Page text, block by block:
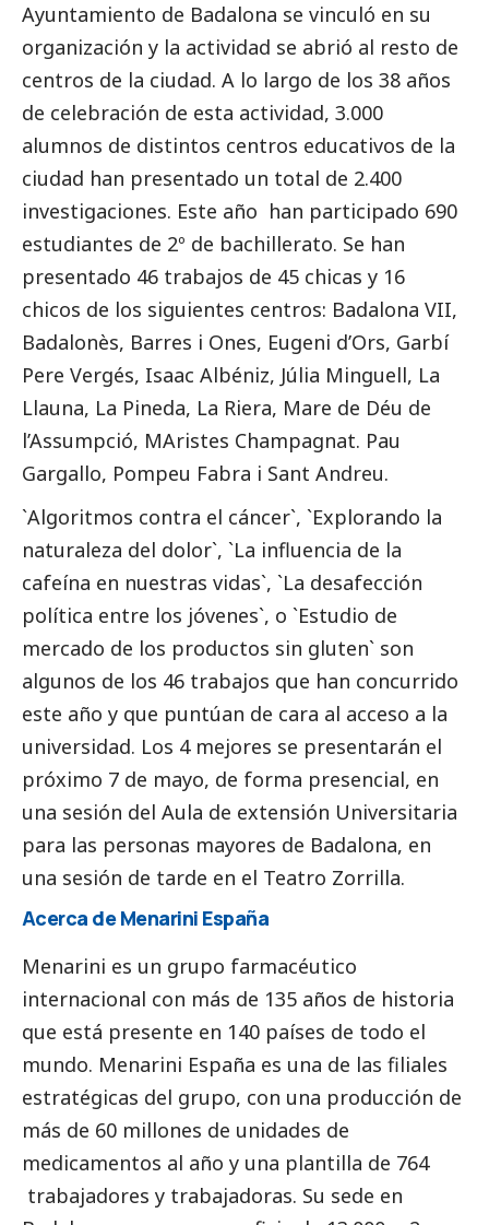
Ayuntamiento de Badalona se vinculó en su
organización y la actividad se abrió al resto de
centros de la ciudad. A lo largo de los 38 años
de celebración de esta actividad, 3.000
alumnos de distintos centros educativos de la
ciudad han presentado un total de 2.400
investigaciones. Este año han participado 690
estudiantes de 2º de bachillerato. Se han
presentado 46 trabajos de 45 chicas y 16
chicos de los siguientes centros: Badalona VII,
Badalonès, Barres i Ones, Eugeni d’Ors, Garbí
Pere Vergés, Isaac Albéniz, Júlia Minguell, La
Llauna, La Pineda, La Riera, Mare de Déu de
l’Assumpció, MAristes Champagnat. Pau
Gargallo, Pompeu Fabra i Sant Andreu.
`Algoritmos contra el cáncer`, `Explorando la
naturaleza del dolor`, `La influencia de la
cafeína en nuestras vidas`, `La desafección
política entre los jóvenes`, o `Estudio de
mercado de los productos sin gluten` son
algunos de los 46 trabajos que han concurrido
este año y que puntúan de cara al acceso a la
universidad. Los 4 mejores se presentarán el
próximo 7 de mayo, de forma presencial, en
una sesión del Aula de extensión Universitaria
para las personas mayores de Badalona, en
una sesión de tarde en el Teatro Zorrilla.
Acerca de Menarini España
Menarini es un grupo farmacéutico
internacional con más de 135 años de historia
que está presente en 140 países de todo el
mundo. Menarini España es una de las filiales
estratégicas del grupo, con una producción de
más de 60 millones de unidades de
medicamentos al año y una plantilla de 764
trabajadores y trabajadoras. Su sede en